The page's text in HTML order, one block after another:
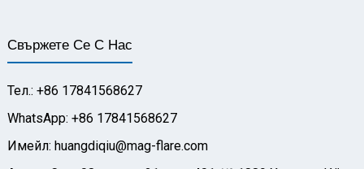
Свържете Се С Нас
Тел.: +86 17841568627
WhatsApp: +86 17841568627
Имейл: huangdiqiu@mag-flare.com